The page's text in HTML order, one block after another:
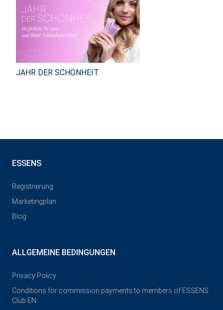
JAHR DER SCHÖNHEIT
ESSENS
Registrierung
Marketingplan
Blog
ALLGEMEINE BEDINGUNGEN
Privacy Policy
Conditions for commission payments to members of ESSENS
Club EN